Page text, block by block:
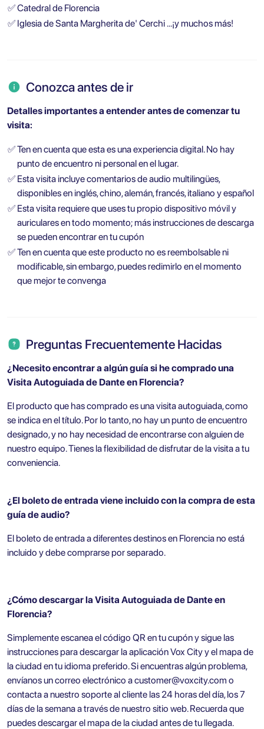
✅Catedral de Florencia
✅ Iglesia de Santa Margherita de' Cerchi …¡y muchos más!
Conozca antes de ir
Detalles importantes a entender antes de comenzar tu
visita:
✅Ten en cuenta que esta es una experiencia digital. No hay
punto de encuentro ni personal en el lugar.
✅ Esta visita incluye comentarios de audio multilingües,
disponibles en inglés, chino, alemán, francés, italiano y español
✅ Esta visita requiere que uses tu propio dispositivo móvil y
auriculares en todo momento; más instrucciones de descarga
se pueden encontrar en tu cupón
✅Ten en cuenta que este producto no es reembolsable ni
modificable, sin embargo, puedes redimirlo en el momento
que mejor te convenga
Preguntas Frecuentemente Hacidas
¿Necesito encontrar a algún guía si he comprado una
Visita Autoguiada de Dante en Florencia?
El producto que has comprado es una visita autoguiada, como
se indica en el título. Por lo tanto, no hay un punto de encuentro
designado, y no hay necesidad de encontrarse con alguien de
nuestro equipo. Tienes la flexibilidad de disfrutar de la visita a tu
conveniencia.
¿El boleto de entrada viene incluido con la compra de esta
guía de audio?
El boleto de entrada a diferentes destinos en Florencia no está
incluido y debe comprarse por separado.
¿Cómo descargar la Visita Autoguiada de Dante en
Florencia?
Simplemente escanea el código QR en tu cupón y sigue las
instrucciones para descargar la aplicación Vox City y el mapa de
la ciudad en tu idioma preferido. Si encuentras algún problema,
envíanos un correo electrónico acustomer@voxcity.com o
contacta a nuestro soporte al cliente las 24 horas del día, los 7
días de la semana a través de nuestro sitio web. Recuerda que
puedes descargar el mapa de la ciudad antes de tu llegada.